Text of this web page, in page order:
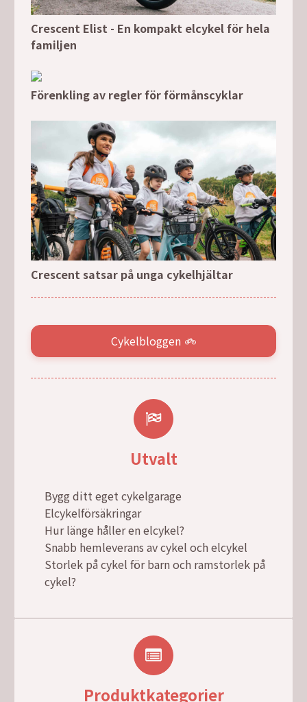
Crescent Elist - En kompakt elcykel för hela
familjen
Förenkling av regler för förmånscyklar
Crescent satsar på unga cykelhjältar
Cykelbloggen
Utvalt
Bygg ditt eget cykelgarage
Elcykelförsäkringar
Hur länge håller en elcykel?
Snabb hemleverans av cykel och elcykel
Storlek på cykel för barn och ramstorlek på
cykel?
Produktkategorier